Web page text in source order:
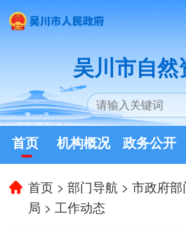
吴川市自然
首页 机构概况 政务公开
首页 >部门导航 >市政府部
局 > 工作动态